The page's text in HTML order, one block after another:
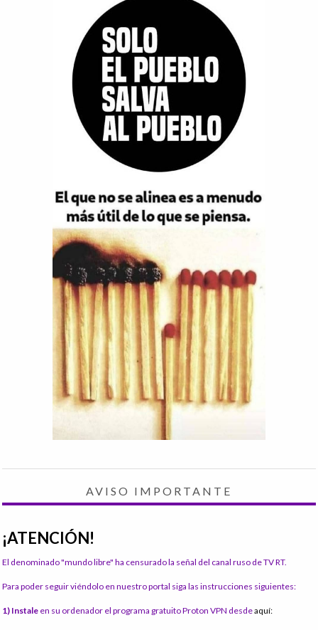
AVISO IMPORTANTE
¡ATENCIÓN!
El denominado "mundo libre" ha censurado la señal del canal ruso de TV RT.
Para poder seguir viéndolo en nuestro portal siga las instrucciones siguientes:
1) Instale en su ordenador el programa gratuito Proton VPN desdeaquí: